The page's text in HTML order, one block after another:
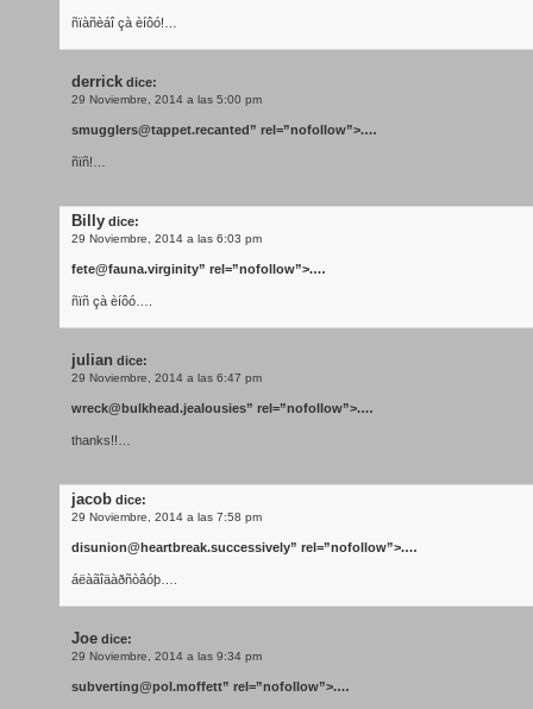
ñïàñèáî çà èíôó!…
derrick dice:
29 Noviembre, 2014 a las 5:00 pm
smugglers@tappet.recanted” rel=”nofollow”>.…
ñïñ!…
Billy dice:
29 Noviembre, 2014 a las 6:03 pm
fete@fauna.virginity” rel=”nofollow”>.…
ñïñ çà èíôó….
julian dice:
29 Noviembre, 2014 a las 6:47 pm
wreck@bulkhead.jealousies” rel=”nofollow”>.…
thanks!!…
jacob dice:
29 Noviembre, 2014 a las 7:58 pm
disunion@heartbreak.successively” rel=”nofollow”>.…
áëàãîäàðñòâóþ….
Joe dice:
29 Noviembre, 2014 a las 9:34 pm
subverting@pol.moffett” rel=”nofollow”>.…